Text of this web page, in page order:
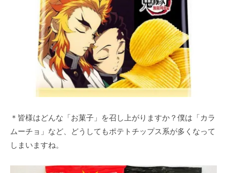
＊皆様はどんな「お菓子」を召し上がりますか？僕は「カラ
ムーチョ」など、どうしてもポテトチップス系が多くなって
しまいますね。